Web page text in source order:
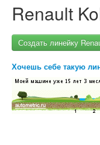
Renault
Создать линейку
Хочешь себе такую